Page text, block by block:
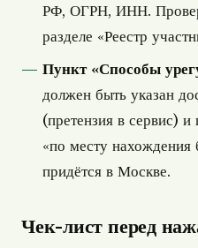
РФ, ОГРН, ИНН.
разделе «Реестр
Пункт «Способы
должен быть указан
(претензия в сервис) и
«по месту
придётся в Москве.
Чек-лист перед